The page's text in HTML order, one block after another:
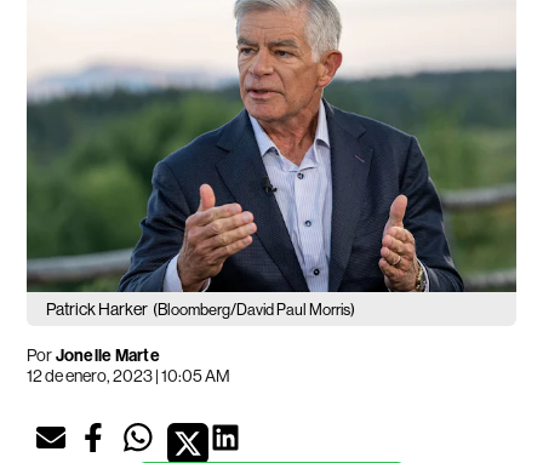
Patrick Harker (Bloomberg/David Paul Morris)
PorJonelle Marte
12 de enero, 2023 | 10:05 AM